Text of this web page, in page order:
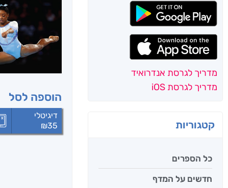
מדריך לגרסת אנדרואיד
מדריך לגרסת iOS
קטגוריות
כל הספרים
חדשים על המדף
הוספה לסל
דיגיטלי
₪35